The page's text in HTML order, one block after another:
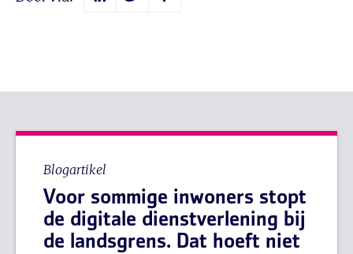
Blogartikel
Voor sommige inwoners stopt
de digitale dienstverlening bij
de landsgrens. Dat hoeft niet